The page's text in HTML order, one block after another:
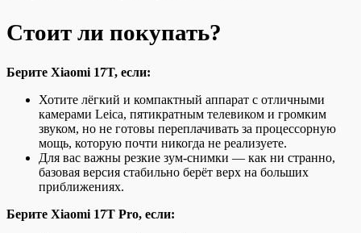
Стоит ли покупать?
Берите Xiaomi 17T, если:
Хотите лёгкий и компактный аппарат с отличными
камерами Leica, пятикратным телевиком и громким
звуком, но не готовы переплачивать за процессорную
мощь, которую почти никогда не реализуете.
Для вас важны резкие зум-снимки — как ни странно,
базовая версия стабильно берёт верх на больших
приближениях.
Берите Xiaomi 17T Pro, если: